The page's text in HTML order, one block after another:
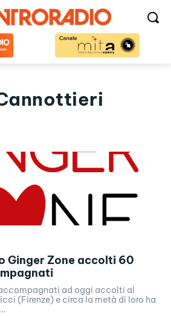
Ginger Zone accolti 60
ad oggi accolti al
(Firenze) e circa la metà di loro ha